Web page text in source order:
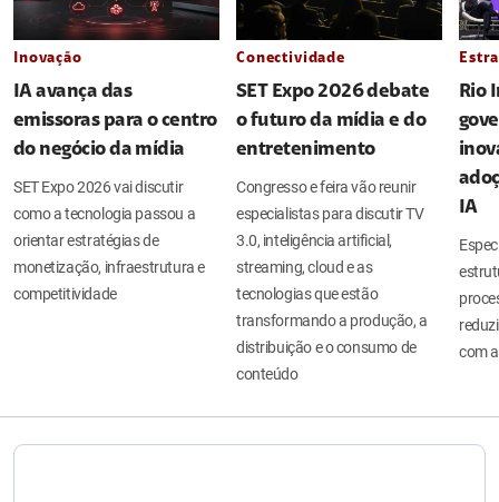
Inovação
IA avança das
emissoras para o centro
do negócio da mídia
SET Expo 2026 vai discutir
como a tecnologia passou a
orientar estratégias de
monetização, infraestrutura e
competitividade
Conectividade
SET Expo 2026 debate
o futuro da mídia e do
entretenimento
Congresso e feira vão reunir
especialistas para discutir TV
3.0, inteligência artificial,
streaming, cloud e as
tecnologias que estão
transformando a produção, a
distribuição e o consumo de
conteúdo
Rio
IA
com